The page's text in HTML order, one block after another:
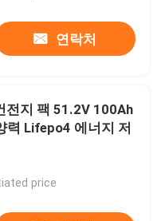
연락처
전지 팩 51.2V 100Ah
력 Lifepo4 에너지 저
price